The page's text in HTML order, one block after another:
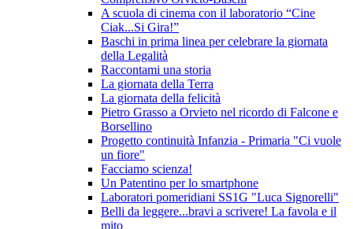
A scuola di cinema con il laboratorio “Cine
Ciak...Si Gira!”
Baschi in prima linea per celebrare la giornata
della Legalità
Raccontami una storia
La giornata della Terra
La giornata della felicità
Pietro Grasso a Orvieto nel ricordo di Falcone e
Borsellino
Progetto continuità Infanzia - Primaria "Ci vuole
un fiore"
Facciamo scienza!
Un Patentino per lo smartphone
Laboratori pomeridiani SS1G "Luca Signorelli"
Belli da leggere...bravi a scrivere! La favola e il
mito